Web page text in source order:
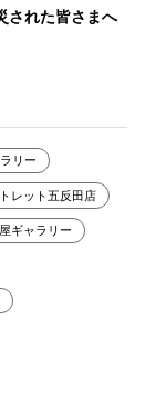
された皆さまへ
リー
レット五反田店
ギャラリー